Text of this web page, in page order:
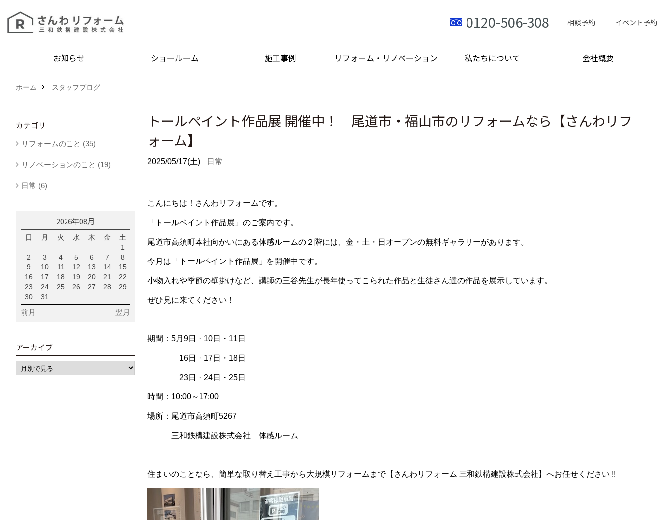
0120-506-308 相談予約 イベント予約
お知らせ ショールーム 施工事例 リフォーム・リノベーション 私たちについて 会社概要
ホーム スタッフブログ
トールペイント作品展 開催中！ 尾道市・福山市のリフォームなら【さんわリフ
ォーム】
2025/05/17(土) 日常
こんにちは！さんわリフォームです。
「トールペイント作品展」のご案内です。
尾道市高須町本社向かいにある体感ルームの２階には、金・土・日オープンの無料ギャラリーがあります。
今月は「トールペイント作品展」を開催中です。
小物入れや季節の壁掛けなど、講師の三谷先生が長年使ってこられた作品と生徒さん達の作品を展示しています。
ぜひ見に来てください！
期間：5月9日・10日・11日
16日・17日・18日
23日・24日・25日
時間：10:00～17:00
場所：尾道市高須町5267
三和鉄構建設株式会社 体感ルーム
住まいのことなら、簡単な取り替え工事から大規模リフォームまで【さんわリフォーム 三和鉄構建設株式会社】へお任せください !!
カテゴリ
リフォームのこと (35)
リノベーションのこと (19)
日常 (6)
2026年08月
日 月 火 水 木 金
土
1
2
3 4 5 6 7
8
9
10 11 12 13 14
15
16
17 18 19 20 21
22
23
24 25 26 27 28
29
30
31
前月 翌月
アーカイブ